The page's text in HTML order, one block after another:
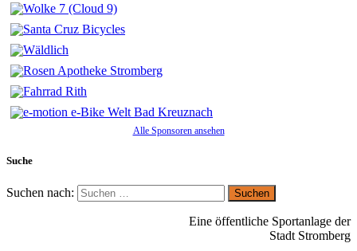
Alle Sponsoren ansehen
Suche
Suchen nach:
Eine öffentliche Sportanlage der
Stadt Stromberg